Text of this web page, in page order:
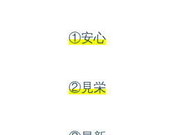
①安心
②見栄